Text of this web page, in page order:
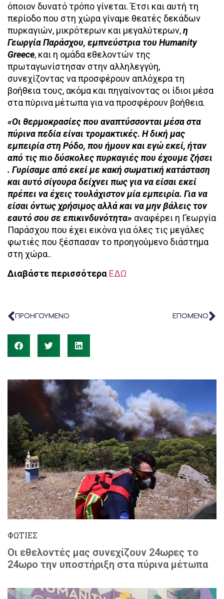
ΦΩΤΙΕΣ
Οι εθελοντές μας συνεχίζουν 24ωρες το
24ωρο την υποστήριξη στα πύρινα μέτωπα
όποιον δυνατό τρόπο γίνεται. Έτσι και αυτή τη
περίοδο που στη χώρα γίναμε θεατές δεκάδων
πυρκαγιών, μικρότερων και μεγαλύτερων,η
Γεωργία Παράσχου, εμπνεύστρια του Humanity
Greece, και η ομάδα εθελοντών της
πρωταγωνίστησαν στην αλληλεγγύη,
συνεχίζοντας να προσφέρουν απλόχερα τη
βοήθεια τους, ακόμα και πηγαίνοντας οι ίδιοι μέσα
στα πύρινα μέτωπα για να προσφέρουν βοήθεια.
«Οι θερμοκρασίες που αναπτύσσονται μέσα στα
πύρινα πεδία είναι τρομακτικές. Η δική μας
εμπειρία στη Ρόδο, που ήμουν και εγώ εκεί, ήταν
από τις πιο δύσκολες πυρκαγιές που έχουμε ζήσει
. Γυρίσαμε από εκεί με κακή σωματική κατάσταση
και αυτό σίγουρα δείχνει πως για να είσαι εκεί
πρέπει να έχεις τουλάχιστον μία εμπειρία. Για να
είσαι όντως χρήσιμος αλλά και να μην βάλεις τον
εαυτό σου σε επικινδυνότητα» αναφέρει η Γεωργία
Παράσχου που έχει εικόνα για όλες τις μεγάλες
φωτιές που ξέσπασαν το προηγούμενο διάστημα
στη χώρα..
Διαβάστε περισσότερα ΕΔΩ
ΠΡΟΗΓΟΥΜΕΝΟ ΕΠΟΜΕΝΟ